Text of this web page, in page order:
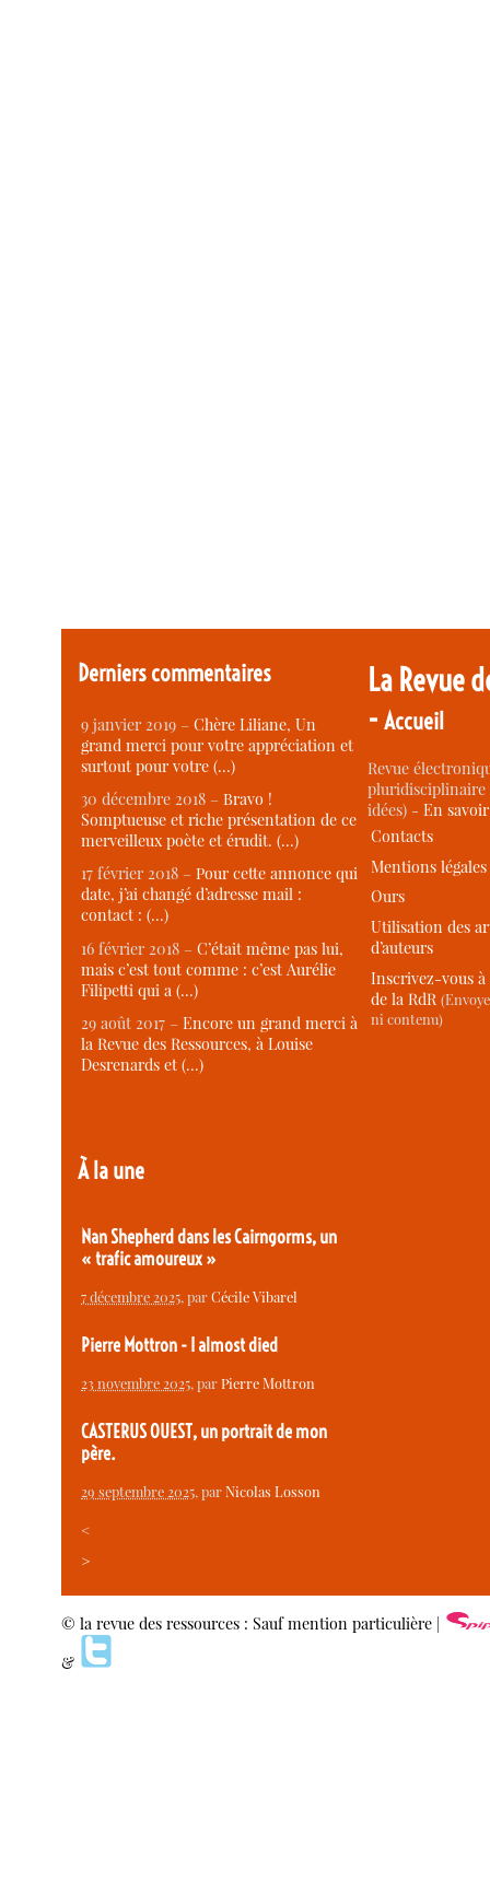
Derniers commentaires
9 janvier 2019 –Chère Liliane, Un
grand merci pour votre appréciation et
surtout pour votre (…)
30 décembre 2018 –Bravo !
Somptueuse et riche présentation de ce
merveilleux poète et érudit. (…)
17 février 2018 –Pour cette annonce qui
date, j’ai changé d’adresse mail :
contact : (…)
16 février 2018 –C’était même pas lui,
mais c’est tout comme : c’est Aurélie
Filipetti qui a (…)
29 août 2017 –Encore un grand merci à
la Revue des Ressources, à Louise
Desrenards et (…)
À la une
Nan Shepherd dans les Cairngorms, un
« trafic amoureux »
7 décembre 2025, parCécile Vibarel
Pierre Mottron - I almost died
23 novembre 2025, parPierre Mottron
CASTERUS OUEST, un portrait de mon
père.
29 septembre 2025, parNicolas Losson
<
>
La Revue
-Accueil
Revue
idées) -En
Contacts
Mentions légales
Ours
Utilisation des
d’auteurs
Inscrivez-vous
de la RdR
ni contenu)
© la revue des ressources : Sauf mention particulière |
&